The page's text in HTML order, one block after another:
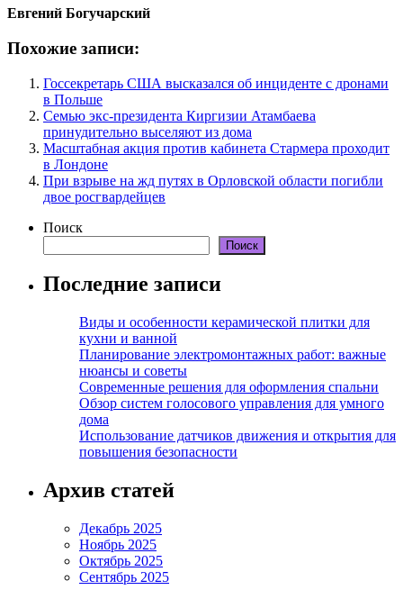
Евгений Богучарский
Похожие записи:
Госсекретарь США высказался об инциденте с дронами
в Польше
Семью экс-президента Киргизии Атамбаева
принудительно выселяют из дома
Масштабная акция против кабинета Стармера проходит
в Лондоне
При взрыве на жд путях в Орловской области погибли
двое росгвардейцев
Поиск
Поиск
Последние записи
Виды и особенности керамической плитки для
кухни и ванной
Планирование электромонтажных работ: важные
нюансы и советы
Современные решения для оформления спальни
Обзор систем голосового управления для умного
дома
Использование датчиков движения и открытия для
повышения безопасности
Архив статей
Декабрь 2025
Ноябрь 2025
Октябрь 2025
Сентябрь 2025